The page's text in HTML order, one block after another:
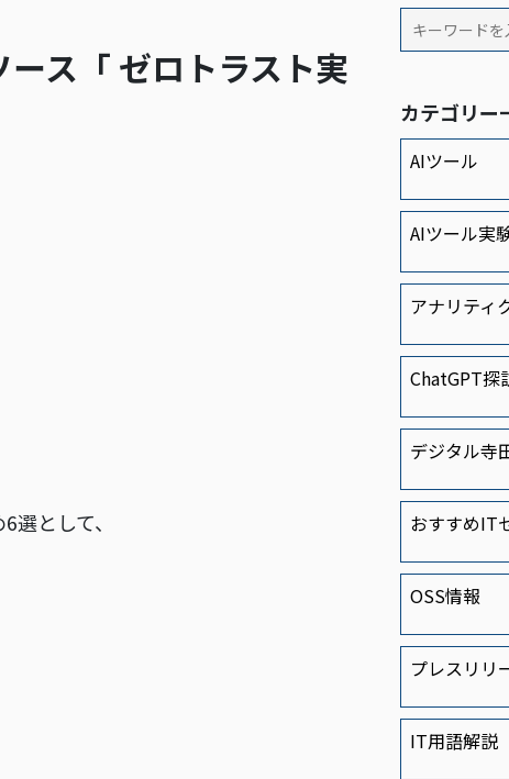
ース「 ゼロトラスト実
として、
カテゴリー
AIツール
AIツール実
アナリティ
ChatGPT探
デジタル寺
おすすめIT
OSS情報
プレスリリ
IT用語解説